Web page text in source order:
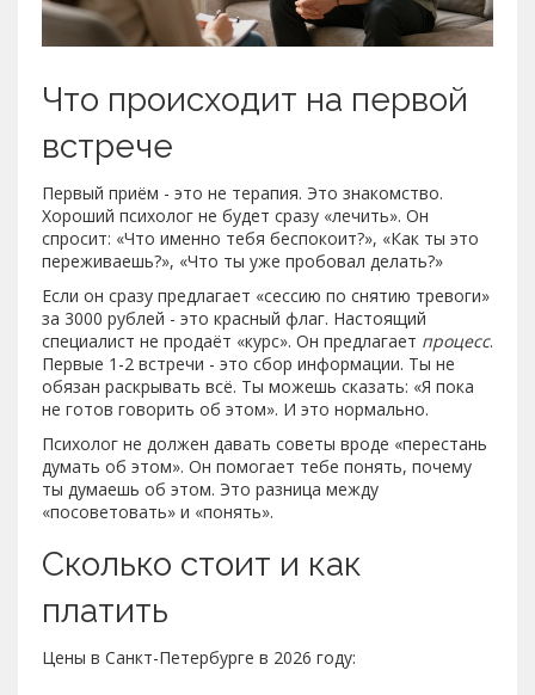
Что происходит на первой
встрече
Первый приём - это не терапия. Это знакомство.
Хороший психолог не будет сразу «лечить». Он
спросит: «Что именно тебя беспокоит?», «Как ты это
переживаешь?», «Что ты уже пробовал делать?»
Если он сразу предлагает «сессию по снятию тревоги»
за 3000 рублей - это красный флаг. Настоящий
специалист не продаёт «курс». Он предлагает процесс.
Первые 1-2 встречи - это сбор информации. Ты не
обязан раскрывать всё. Ты можешь сказать: «Я пока
не готов говорить об этом». И это нормально.
Психолог не должен давать советы вроде «перестань
думать об этом». Он помогает тебе понять, почему
ты думаешь об этом. Это разница между
«посоветовать» и «понять».
Сколько стоит и как
платить
Цены в Санкт-Петербурге в 2026 году: